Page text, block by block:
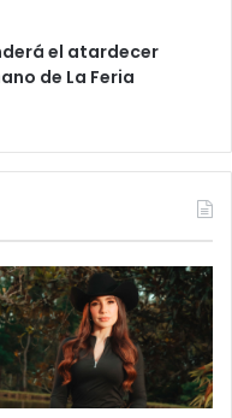
el atardecer
de La Feria